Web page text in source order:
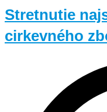
Stretnutie
cirkevného